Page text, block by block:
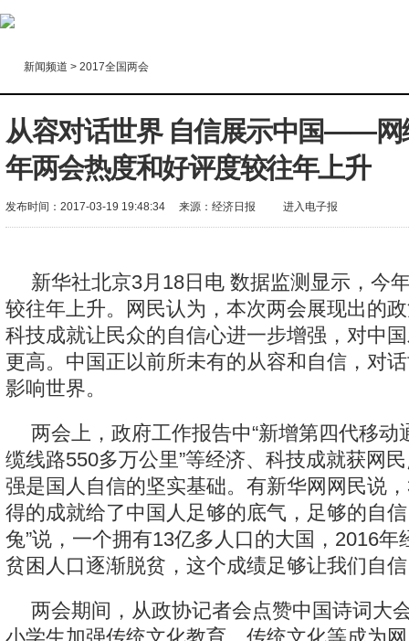
新闻频道 > 2017全国两会
从容对话世界 自信展示中国——网
年两会热度和好评度较往年上升
发布时间：2017-03-19 19:48:34 来源：经济日报 进入电子报
新华社北京3月18日电 数据监测显示，今
较往年上升。网民认为，本次两会展现出的
科技成就让民众的自信心进一步增强，对中
更高。中国正以前所未有的从容和自信，对
影响世界。
两会上，政府工作报告中“新增第四代移动
缆线路550多万公里”等经济、科技成就获网
强是国人自信的坚实基础。有新华网网民说
得的成就给了中国人足够的底气，足够的自
兔”说，一个拥有13亿多人口的大国，2016年
贫困人口逐渐脱贫，这个成绩足够让我们自
两会期间，从政协记者会点赞中国诗词大